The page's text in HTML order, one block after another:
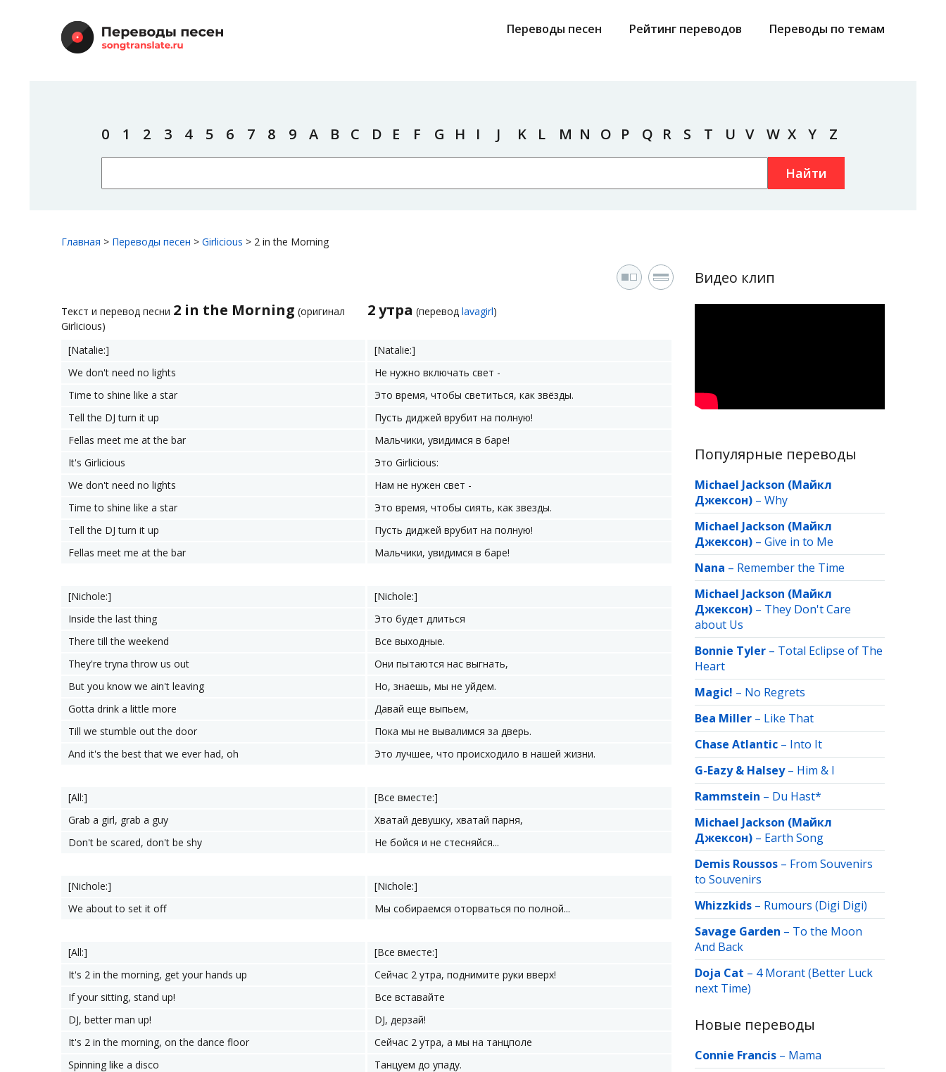
Переводы песен Рейтинг переводов Переводы по темам
0 1 2 3 4 5 6 7 8 9 A B C D E F G H I J K L M N O P Q R S T U V W X Y Z
Найти
Главная > Переводы песен > Girlicious > 2 in the Morning
Текст и перевод песни 2 in the Morning (оригинал
Girlicious)
2 утра (перевод lavagirl)
[Natalie:]
[Natalie:]
We don't need no lights
Не нужно включать свет -
Time to shine like a star
Это время, чтобы светиться, как звёзды.
Tell the DJ turn it up
Пусть диджей врубит на полную!
Fellas meet me at the bar
Мальчики, увидимся в баре!
It's Girlicious
Это Girlicious:
We don't need no lights
Нам не нужен свет -
Time to shine like a star
Это время, чтобы сиять, как звезды.
Tell the DJ turn it up
Пусть диджей врубит на полную!
Fellas meet me at the bar
Мальчики, увидимся в баре!
[Nichole:]
[Nichole:]
Inside the last thing
Это будет длиться
There till the weekend
Все выходные.
They're tryna throw us out
Они пытаются нас выгнать,
But you know we ain't leaving
Но, знаешь, мы не уйдем.
Gotta drink a little more
Давай еще выпьем,
Till we stumble out the door
Пока мы не вывалимся за дверь.
And it's the best that we ever had, oh
Это лучшее, что происходило в нашей жизни.
[All:]
[Все вместе:]
Grab a girl, grab a guy
Хватай девушку, хватай парня,
Don't be scared, don't be shy
Не бойся и не стесняйся...
[Nichole:]
[Nichole:]
We about to set it off
Мы собираемся оторваться по полной...
[All:]
[Все вместе:]
It's 2 in the morning, get your hands up
Сейчас 2 утра, поднимите руки вверх!
If your sitting, stand up!
Все вставайте
DJ, better man up!
DJ, дерзай!
It's 2 in the morning, on the dance floor
Сейчас 2 утра, а мы на танцполе
Spinning like a disco
Танцуем до упаду.
Видео клип
Популярные переводы
Michael Jackson (Майкл
Джексон) – Why
Michael Jackson (Майкл
Джексон) – Give in to Me
Nana – Remember the Time
Michael Jackson (Майкл
Джексон) – They Don't Care
about Us
Bonnie Tyler – Total Eclipse of The
Heart
Magic! – No Regrets
Bea Miller – Like That
Chase Atlantic – Into It
G-Eazy & Halsey– Him & I
Rammstein – Du Hast*
Michael Jackson (Майкл
Джексон) – Earth Song
Demis Roussos – From Souvenirs
to Souvenirs
Whizzkids – Rumours (Digi Digi)
Savage Garden – To the Moon
And Back
Doja Cat – 4 Morant (Better Luck
next Time)
Новые переводы
Connie Francis – Mama